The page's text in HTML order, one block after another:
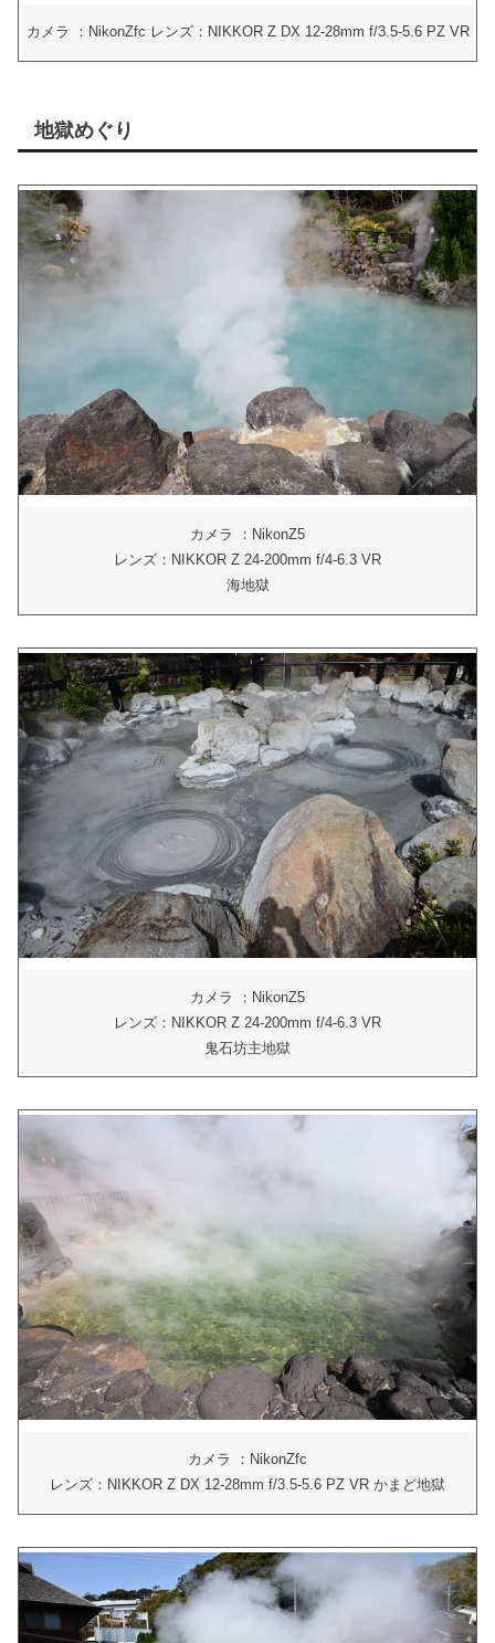
カメラ ：NikonZfc レンズ：NIKKOR Z DX 12-28mm f/3.5-5.6 PZ VR
地獄めぐり
カメラ ：NikonZ5
レンズ：NIKKOR Z 24-200mm f/4-6.3 VR
海地獄
カメラ ：NikonZ5
レンズ：NIKKOR Z 24-200mm f/4-6.3 VR
鬼石坊主地獄
カメラ ：NikonZfc
レンズ：NIKKOR Z DX 12-28mm f/3.5-5.6 PZ VR かまど地獄